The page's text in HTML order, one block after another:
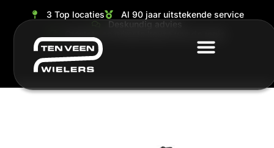
3 Top locaties
Al 90 jaar uitstekende service
Deskundig advies